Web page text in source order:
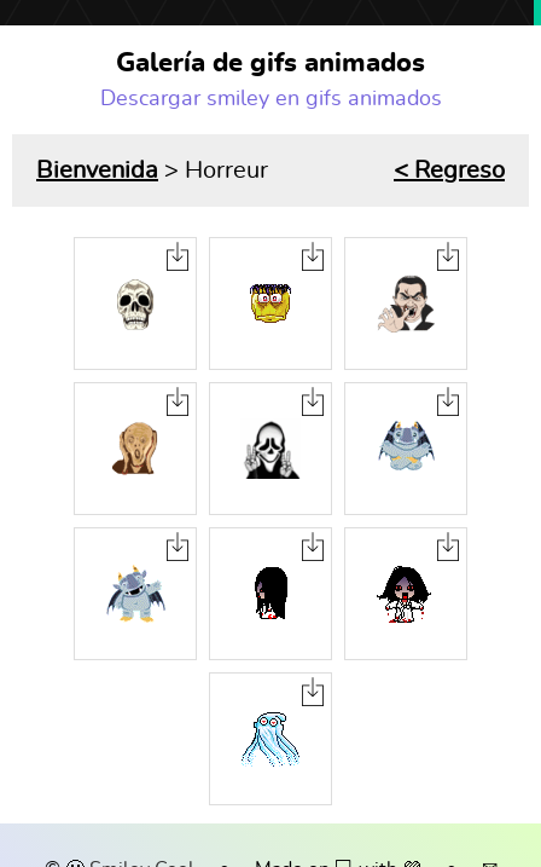
Galería de gifs animados
Descargar smiley en gifs animados
Bienvenida > Horreur < Regreso